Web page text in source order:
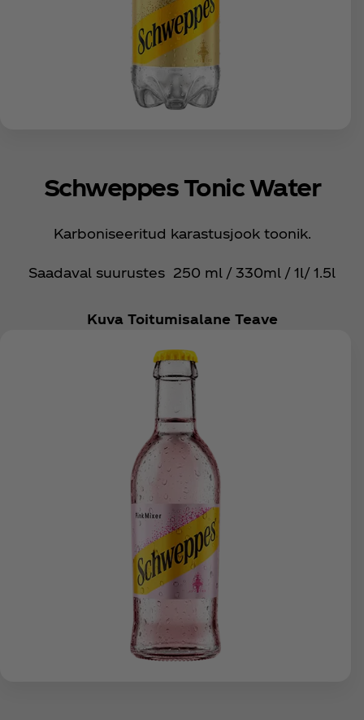
Schweppes Tonic Water
Karboniseeritud karastusjook toonik.
Saadaval suurustes 250 ml / 330ml / 1l/ 1.5l
Kuva Toitumisalane Teave